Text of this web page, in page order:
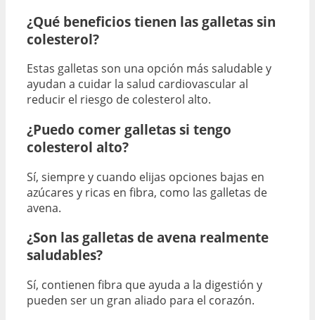
¿Qué beneficios tienen las galletas sin
colesterol?
Estas galletas son una opción más saludable y
ayudan a cuidar la salud cardiovascular al
reducir el riesgo de colesterol alto.
¿Puedo comer galletas si tengo
colesterol alto?
Sí, siempre y cuando elijas opciones bajas en
azúcares y ricas en fibra, como las galletas de
avena.
¿Son las galletas de avena realmente
saludables?
Sí, contienen fibra que ayuda a la digestión y
pueden ser un gran aliado para el corazón.